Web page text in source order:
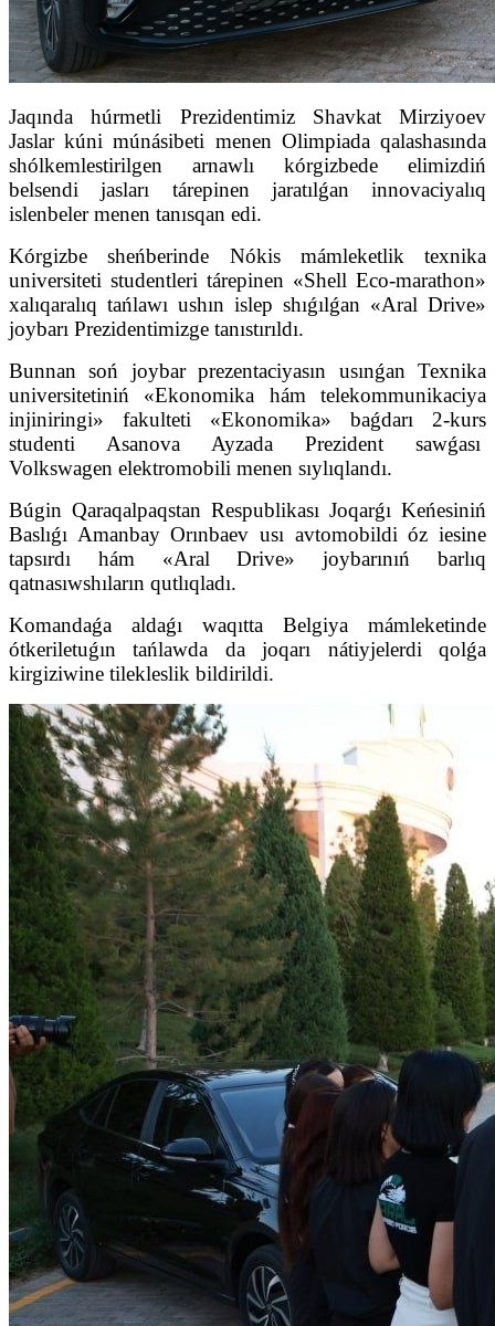
Jaqında húrmetli Prezidentimiz Shavkat Mirziyoev
Jaslar kúni múnásibeti menen Olimpiada qalashasında
shólkemlestirilgen arnawlı kórgizbede elimizdiń
belsendi jasları tárepinen jaratılǵan innovaciyalıq
islenbeler menen tanısqan edi.
Kórgizbe sheńberinde Nókis mámleketlik texnika
universiteti studentleri tárepinen «Shell Eco-marathon»
xalıqaralıq tańlawı ushın islep shıǵılǵan «Aral Drive»
joybarı Prezidentimizge tanıstırıldı.
Bunnan soń joybar prezentaciyasın usınǵan Texnika
universitetiniń «Ekonomika hám telekommunikaciya
injiniringi» fakulteti «Ekonomika» baǵdarı 2-kurs
studenti Asanova Ayzada Prezident sawǵası
Volkswagen elektromobili menen sıylıqlandı.
Búgin Qaraqalpaqstan Respublikası Joqarǵı Keńesiniń
Baslıǵı Amanbay Orınbaev usı avtomobildi óz iesine
tapsırdı hám «Aral Drive» joybarınıń barlıq
qatnasıwshıların qutlıqladı.
Komandaǵa aldaǵı waqıtta Belgiya mámleketinde
ótkeriletuǵın tańlawda da joqarı nátiyjelerdi qolǵa
kirgiziwine tilekleslik bildirildi.